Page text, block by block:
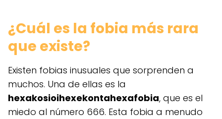
¿Cuál es la fobia más rara
que existe?
Existen fobias inusuales que sorprenden a
muchos. Una de ellas es la
hexakosioihexekontahexafobia, que es el
miedo al número 666. Esta fobia a menudo